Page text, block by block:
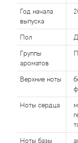
Год начала
выпуска
Пол
Группы
ароматов
Верхние ноты
Ноты сердца
Ноты базы
Afnan
Agatha Ruiz de la
Agent
Agonist
Aigner
Aj Arabia (Widian)